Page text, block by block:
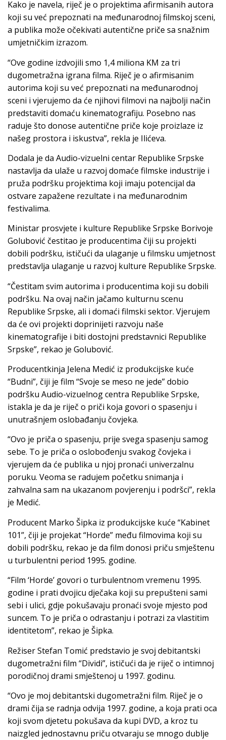
Kako je navela, riječ je o projektima afirmisanih autora
koji su već prepoznati na međunarodnoj filmskoj sceni,
a publika može očekivati autentične priče sa snažnim
umjetničkim izrazom.
“Ove godine izdvojili smo 1,4 miliona KM za tri
dugometražna igrana filma. Riječ je o afirmisanim
autorima koji su već prepoznati na međunarodnoj
sceni i vjerujemo da će njihovi filmovi na najbolji način
predstaviti domaću kinematografiju. Posebno nas
raduje što donose autentične priče koje proizlaze iz
našeg prostora i iskustva”, rekla je Ilićeva.
Dodala je da Audio-vizuelni centar Republike Srpske
nastavlja da ulaže u razvoj domaće filmske industrije i
pruža podršku projektima koji imaju potencijal da
ostvare zapažene rezultate i na međunarodnim
festivalima.
Ministar prosvjete i kulture Republike Srpske Borivoje
Golubović čestitao je producentima čiji su projekti
dobili podršku, ističući da ulaganje u filmsku umjetnost
predstavlja ulaganje u razvoj kulture Republike Srpske.
“Čestitam svim autorima i producentima koji su dobili
podršku. Na ovaj način jačamo kulturnu scenu
Republike Srpske, ali i domaći filmski sektor. Vjerujem
da će ovi projekti doprinijeti razvoju naše
kinematografije i biti dostojni predstavnici Republike
Srpske”, rekao je Golubović.
Producentkinja Jelena Medić iz produkcijske kuće
“Budni”, čiji je film “Svoje se meso ne jede” dobio
podršku Audio-vizuelnog centra Republike Srpske,
istakla je da je riječ o priči koja govori o spasenju i
unutrašnjem oslobađanju čovjeka.
“Ovo je priča o spasenju, prije svega spasenju samog
sebe. To je priča o oslobođenju svakog čovjeka i
vjerujem da će publika u njoj pronaći univerzalnu
poruku. Veoma se radujem početku snimanja i
zahvalna sam na ukazanom povjerenju i podršci”, rekla
je Medić.
Producent Marko Šipka iz produkcijske kuće “Kabinet
101”, čiji je projekat “Horde” među filmovima koji su
dobili podršku, rekao je da film donosi priču smještenu
u turbulentni period 1995. godine.
“Film ‘Horde’ govori o turbulentnom vremenu 1995.
godine i prati dvojicu dječaka koji su prepušteni sami
sebi i ulici, gdje pokušavaju pronaći svoje mjesto pod
suncem. To je priča o odrastanju i potrazi za vlastitim
identitetom”, rekao je Šipka.
Režiser Stefan Tomić predstavio je svoj debitantski
dugometražni film “Dividi”, ističući da je riječ o intimnoj
porodičnoj drami smještenoj u 1997. godinu.
“Ovo je moj debitantski dugometražni film. Riječ je o
drami čija se radnja odvija 1997. godine, a koja prati oca
koji svom djetetu pokušava da kupi DVD, a kroz tu
naizgled jednostavnu priču otvaraju se mnogo dublje